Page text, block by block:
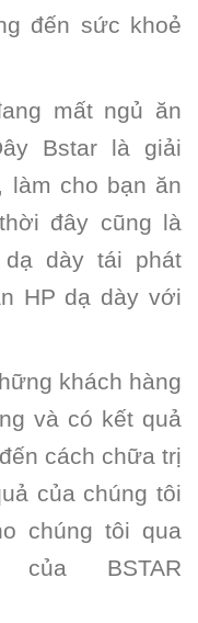
đến sức khoẻ
mất ngủ ăn
Bstar là giải
làm cho bạn ăn
đây cũng là
dạ dày tái phát
HP dạ dày với
khách hàng
và có kết quả
cách chữa trị
của chúng tôi
chúng tôi qua
BSTAR